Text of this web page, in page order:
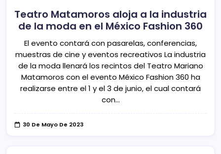
Teatro Matamoros aloja a la industria
de la moda en el México Fashion 360
El evento contará con pasarelas, conferencias,
muestras de cine y eventos recreativos La industria
de la moda llenará los recintos del Teatro Mariano
Matamoros con el evento México Fashion 360 ha
realizarse entre el 1 y el 3 de junio, el cual contará
con…
30 De Mayo De 2023